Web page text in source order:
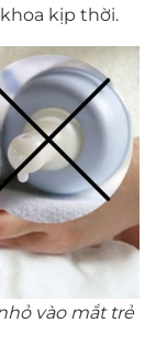
kịp thời.
vào mắt trẻ